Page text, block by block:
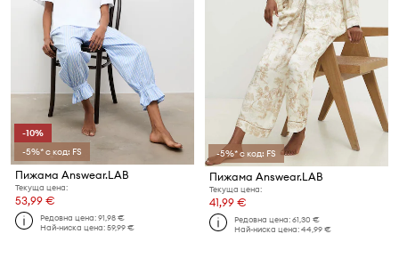
-10%
-5%* с код: FS
Пижама Answear.LAB
Текуща цена:
53,99 €
Редовна цена:91,98 €
Най-ниска цена:59,99 €
-5%* с код: FS
Пижама Answear.LAB
Текуща цена:
41,99 €
Редовна цена:61,30 €
Най-ниска цена:44,99 €